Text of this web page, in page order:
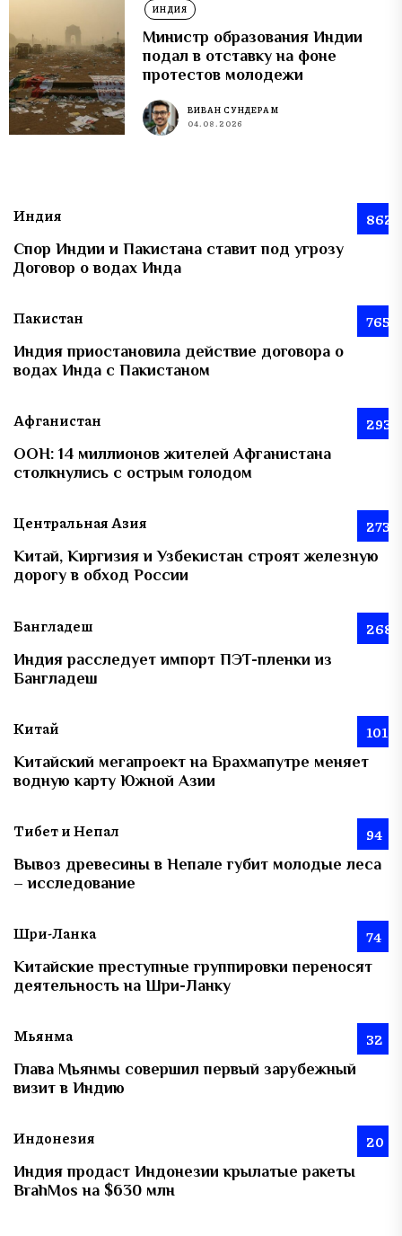
ИНДИЯ
Министр образования Индии
подал в отставку на фоне
протестов молодежи
ВИВАН СУНДЕРАМ
04.08.2026
Индия 862
Спор Индии и Пакистана ставит под угрозу
Договор о водах Инда
Пакистан 765
Индия приостановила действие договора о
водах Инда с Пакистаном
Афганистан 293
ООН: 14 миллионов жителей Афганистана
столкнулись с острым голодом
Центральная Азия 273
Китай, Киргизия и Узбекистан строят железную
дорогу в обход России
Бангладеш 268
Индия расследует импорт ПЭТ-пленки из
Бангладеш
Китай 101
Китайский мегапроект на Брахмапутре меняет
водную карту Южной Азии
Тибет и Непал 94
Вывоз древесины в Непале губит молодые леса
– исследование
Шри-Ланка 74
Китайские преступные группировки переносят
деятельность на Шри-Ланку
Мьянма 32
Глава Мьянмы совершил первый зарубежный
визит в Индию
Индонезия 20
Индия продаст Индонезии крылатые ракеты
BrahMos на $630 млн